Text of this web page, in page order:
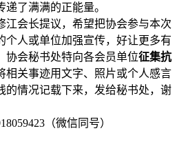
了满满的正能量。
江会长提议，希望把协会参与本次
个人或单位加强宣传，好让更多有
协会秘书处特向各会员单位征集抗
相关事迹用文字、照片或个人感言
的情况记载下来，发给秘书处，谢
（微信同号）